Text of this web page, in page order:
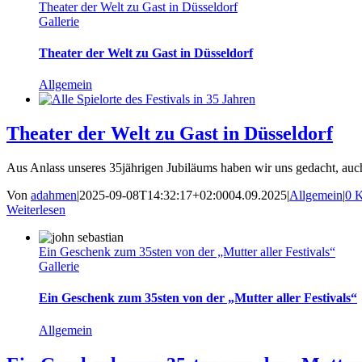
Theater der Welt zu Gast in Düsseldorf
Gallerie
Theater der Welt zu Gast in Düsseldorf
Allgemein
Theater der Welt zu Gast in Düsseldorf
Aus Anlass unseres 35jährigen Jubiläums haben wir uns gedacht,
Von adahmen|2025-09-08T14:32:17+02:0004.09.2025|Allgemein|0
Weiterlesen
Ein Geschenk zum 35sten von der „Mutter aller Festivals“
Gallerie
Ein Geschenk zum 35sten von der „Mutter aller Festivals“
Allgemein